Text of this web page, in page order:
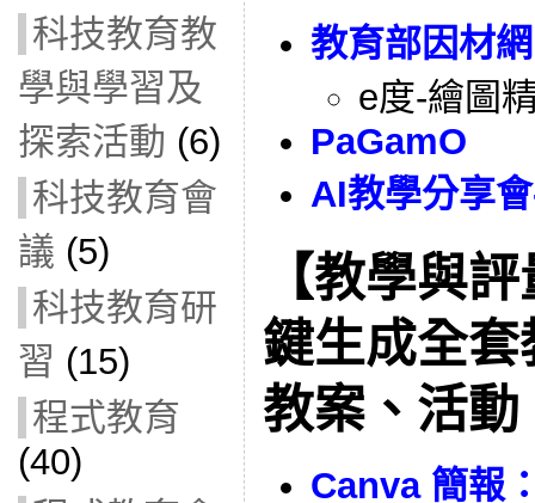
科技教育教
學與學習及
探索活動 (6)
科技教育會
議 (5)
科技教育研
習 (15)
程式教育
(40)
教育部因材網
e度-繪圖
PaGamO
AI教學分享
【教學與
鍵生成全
教案、活
Canva 簡報